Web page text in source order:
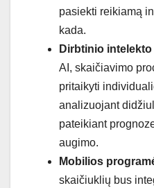
pasiekti reikiamą
kada.
Dirbtinio
AI, skaičiavimo
pritaikyti
analizuojant
pateikiant
augimo.
Mobilios
skaičiuklių bus